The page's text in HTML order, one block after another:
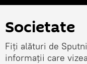
Societate
Fiți alături de
informații care